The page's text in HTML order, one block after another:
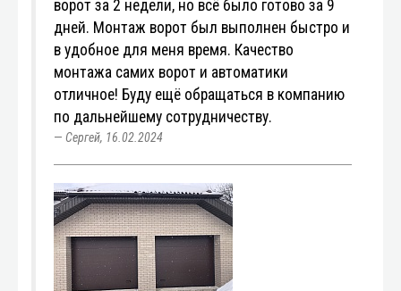
ворот за 2 недели, но всё было готово за 9
дней. Монтаж ворот был выполнен быстро и
в удобное для меня время. Качество
монтажа самих ворот и автоматики
отличное! Буду ещё обращаться в компанию
по дальнейшему сотрудничеству.
Сергей, 16.02.2024